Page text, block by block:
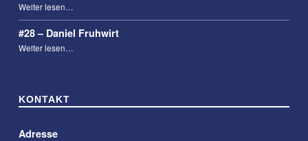
Weiter lesen…
#28 – Daniel Fruhwirt
Weiter lesen…
KONTAKT
Adresse